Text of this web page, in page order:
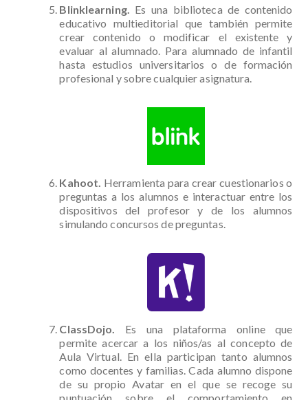
Blinklearning.
Es una biblioteca de contenido
educativo multieditorial que también permite
crear contenido o modificar el existente y
evaluar al alumnado. Para alumnado de infantil
hasta estudios universitarios o de formación
profesional y sobre cualquier asignatura.
Kahoot. Herramienta para crear cuestionarios o
preguntas a los alumnos e interactuar entre los
dispositivos del profesor y de los alumnos
simulando concursos de preguntas.
ClassDojo. Es una plataforma online que
permite acercar a los niños/as al concepto de
Aula Virtual. En ella participan tanto alumnos
como docentes y familias. Cada alumno dispone
de su propio Avatar en el que se recoge su